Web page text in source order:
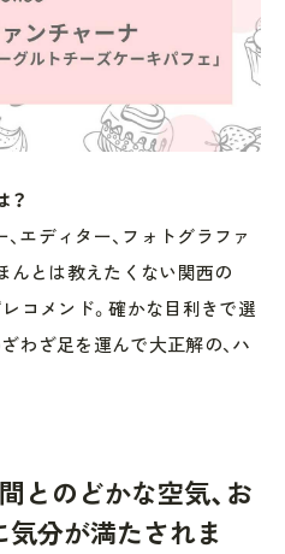
？
エディター、フォトグラファ
んとは教えたくない関西の
レコメンド。確かな目利きで選
わざ足を運んで大正解の、ハ
とのどかな空気、お
分が満たされま